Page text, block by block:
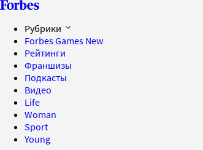
Рубрики
Forbes Games New
Рейтинги
Франшизы
Подкасты
Видео
Life
Woman
Sport
Young